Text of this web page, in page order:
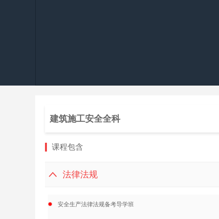
建筑施工安全全科
课程包含
法律法规
安全生产法律法规备考导学班